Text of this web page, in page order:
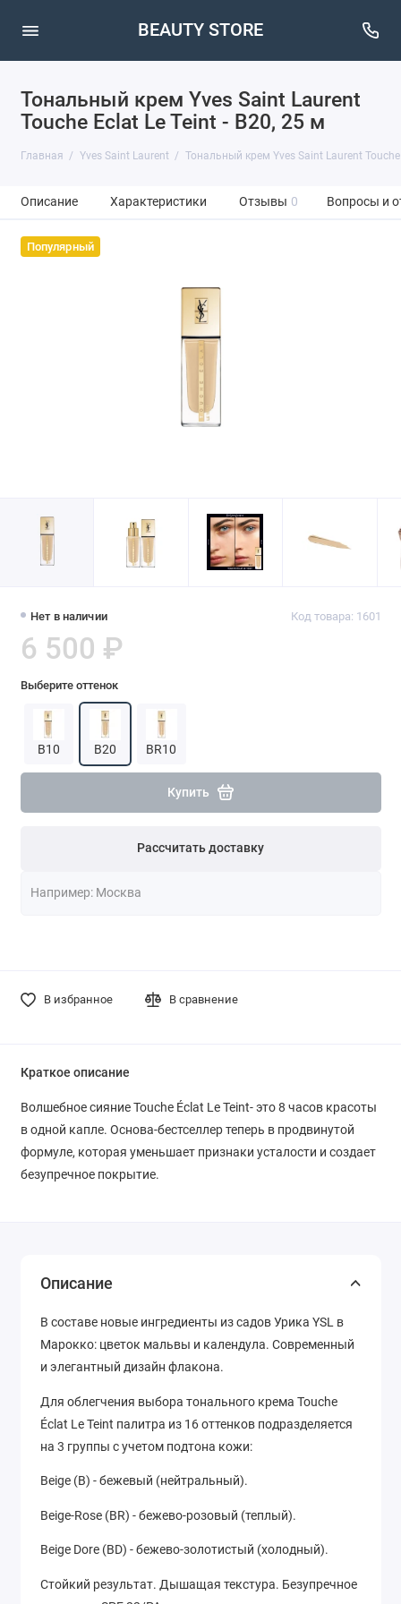
BEAUTY STORE
Тональный крем Yves Saint Laurent
Touche Eclat Le Teint - B20, 25 м
Главная Yves Saint Laurent Тональный крем Yves Saint Laurent
Описание Характеристики Отзывы 0 Вопросы и
Популярный
Нет в наличии Код товара: 1601
6 500 ₽
Выберите оттенок
B10 B20 BR10
Купить
Рассчитать доставку
В избранное В сравнение
Краткое описание
Волшебное сияние Touche Éclat Le Teint- это 8 часов красоты
в одной капле. Основа-бестселлер теперь в продвинутой
формуле, которая уменьшает признаки усталости и создает
безупречное покрытие.
Описание
В составе новые ингредиенты из садов Урика YSL в
Марокко: цветок мальвы и календула. Современный
и элегантный дизайн флакона.
Для облегчения выбора тонального крема Touche
Éclat Le Teint палитра из 16 оттенков подразделяется
на 3 группы с учетом подтона кожи:
Beige (В) - бежевый (нейтральный).
Beige-Rose (BR) - бежево-розовый (теплый).
Beige Dore (BD) - бежево-золотистый (холодный).
Стойкий результат. Дышащая текстура. Безупречное